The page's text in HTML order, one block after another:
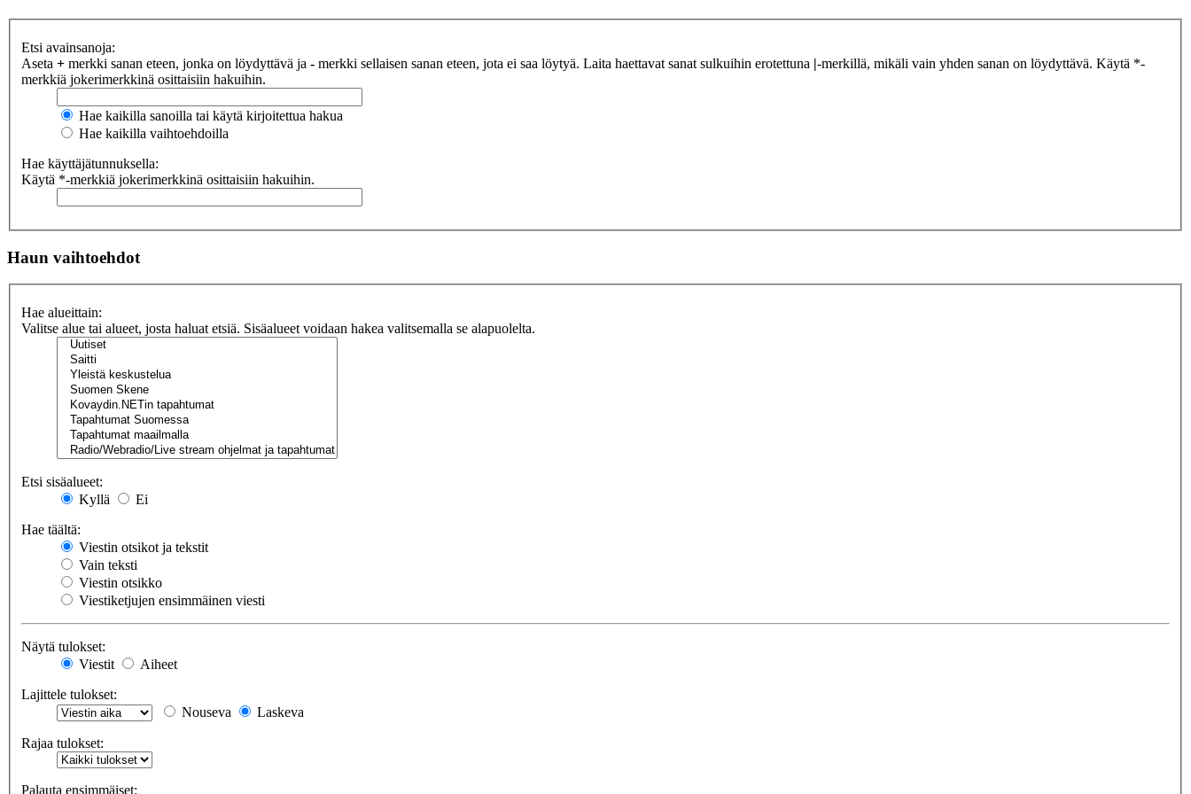
Etsi avainsanoja:
Aseta + merkki sanan eteen, jonka on löydyttävä ja - merkki sellaisen sanan eteen, jota ei saa löytyä. Laita haettavat sanat sulkuihin erotettuna |-merkillä, mikäli vain yhden sanan on löydyttävä. Käytä *-
merkkiä jokerimerkkinä osittaisiin hakuihin.
Hae kaikilla sanoilla tai käytä kirjoitettua hakua
Hae kaikilla vaihtoehdoilla
Hae käyttäjätunnuksella:
Käytä *-merkkiä jokerimerkkinä osittaisiin hakuihin.
Haun vaihtoehdot
Hae alueittain:
Valitse alue tai alueet, josta haluat etsiä. Sisäalueet voidaan hakea valitsemalla se alapuolelta.
Etsi sisäalueet:
Kyllä
Ei
Hae täältä:
Viestin otsikot ja tekstit
Vain teksti
Viestin otsikko
Viestiketjujen ensimmäinen viesti
Näytä tulokset:
Viestit
Aiheet
Lajittele tulokset:
Nouseva
Laskeva
Rajaa tulokset:
Palauta ensimmäiset: